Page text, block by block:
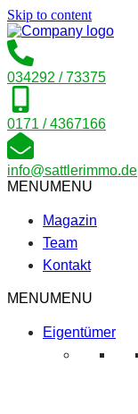
Skip to content
034292 / 73375
0171 / 4367166
info@sattlerimmo.de
MENUMENU
Magazin
Team
Kontakt
MENUMENU
Eigentümer